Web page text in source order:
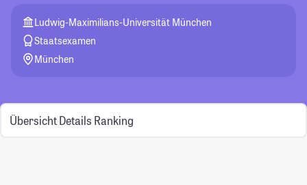
Ludwig-Maximilians-Universität München
Staatsexamen
München
Übersicht Details Ranking